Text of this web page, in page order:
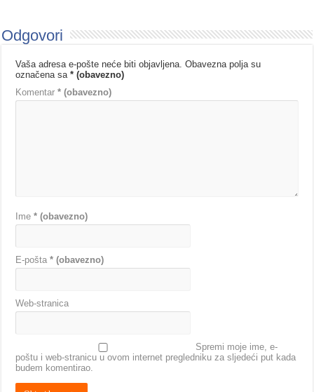
Odgovori
Vaša adresa e-pošte neće biti objavljena. Obavezna polja su
označena sa* (obavezno)
Komentar* (obavezno)
Ime* (obavezno)
E-pošta* (obavezno)
Web-stranica
Spremi moje ime, e-
poštu i web-stranicu u ovom internet pregledniku za sljedeći put kada
budem komentirao.